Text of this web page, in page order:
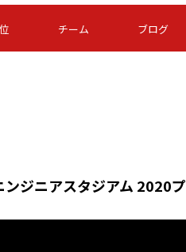
(土) 15:00
星
第16節 09/05 (土) 16:00
ＡＧＦ
-
チーム ブログ
ジニアスタジアム 2020